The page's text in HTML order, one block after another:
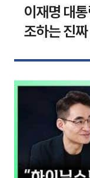
이재명 대
조하는 진